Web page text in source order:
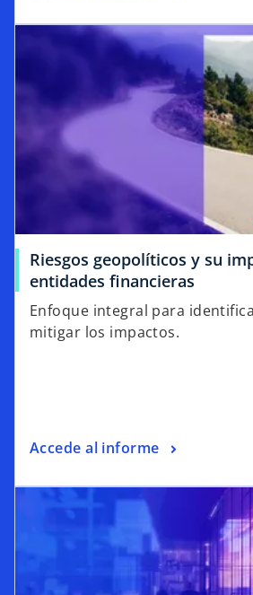
Riesgos geopolíticos y su
entidades financieras
Enfoque integral para
mitigar los impactos.
Accede al informe